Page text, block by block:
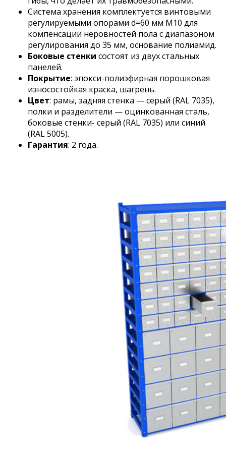
Система хранения комплектуется винтовыми
регулируемыми опорами d=60 мм М10 для
компенсации неровностей пола с диапазоном
регулирования до 35 мм, основание полиамид.
Боковые стенки состоят из двух стальных
панелей.
Покрытие: эпокси-полиэфирная порошковая
износостойкая краска, шагрень.
Цвет: рамы, задняя стенка — серый (RAL 7035),
полки и разделители — оцинкованная сталь,
боковые стенки- серый (RAL 7035) или синий
(RAL 5005).
Гарантия: 2 года.